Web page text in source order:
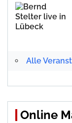
Alle
Online